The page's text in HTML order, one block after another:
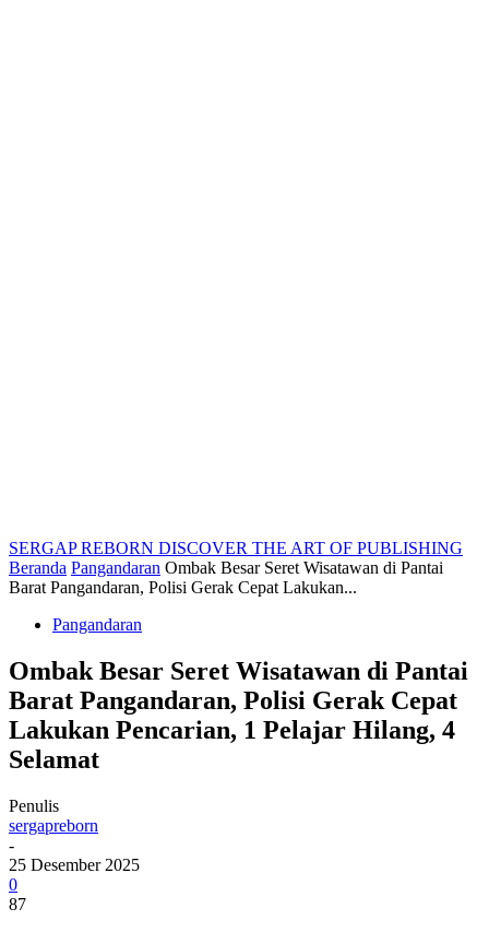
SERGAP REBORN DISCOVER THE ART OF PUBLISHING
Beranda Pangandaran Ombak Besar Seret Wisatawan di Pantai
Barat Pangandaran, Polisi Gerak Cepat Lakukan...
Pangandaran
Ombak Besar Seret Wisatawan di Pantai
Barat Pangandaran, Polisi Gerak Cepat
Lakukan Pencarian, 1 Pelajar Hilang, 4
Selamat
Penulis
sergapreborn
-
25 Desember 2025
0
87